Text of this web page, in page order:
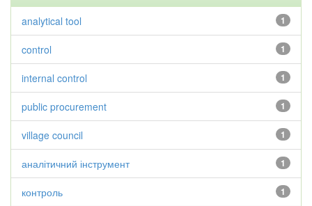
1
analytical tool
1
control
1
internal control
1
public procurement
1
village council
1
аналітичний інструмент
1
контроль